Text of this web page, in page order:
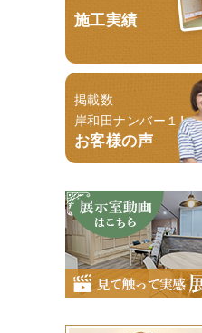
施工実績
掲載数
岸和田ナンバー１！
お客様の声